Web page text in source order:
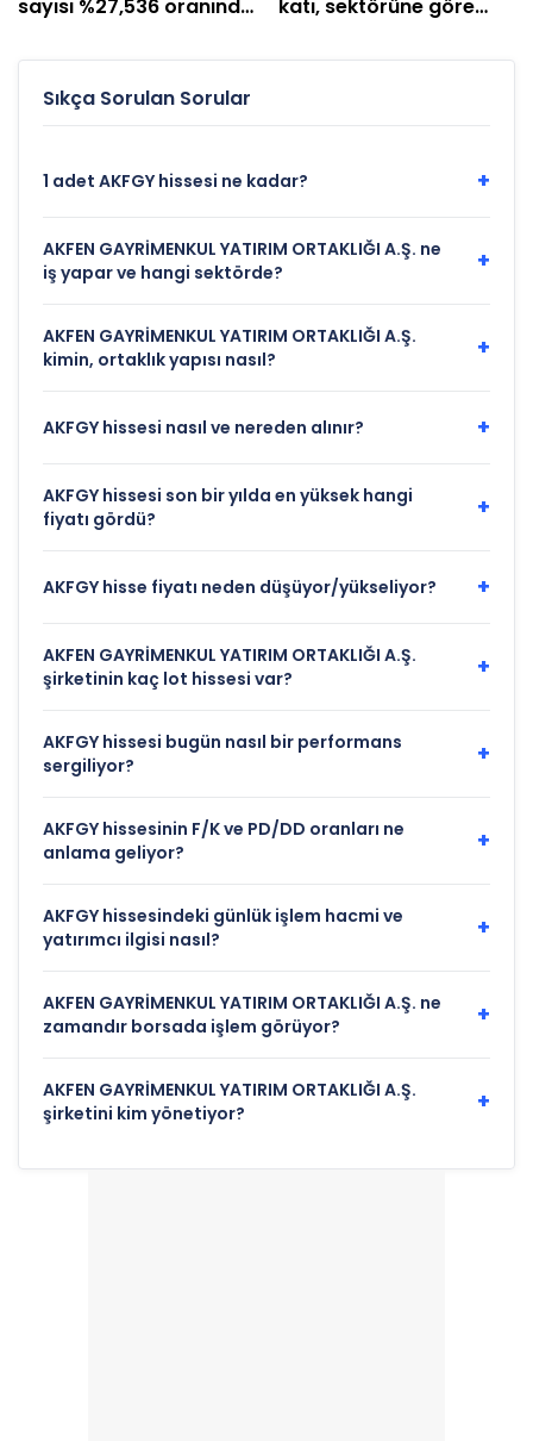
sayısı %27,536 oranında
katı, sektörüne göre
Sıkça Sorulan Sorular
1 adet AKFGY hissesi ne kadar? +
AKFEN GAYRİMENKUL YATIRIM ORTAKLIĞI A.Ş. ne
iş yapar ve hangi sektörde?
+
AKFEN GAYRİMENKUL YATIRIM ORTAKLIĞI A.Ş.
kimin, ortaklık yapısı nasıl?
+
AKFGY hissesi nasıl ve nereden alınır? +
AKFGY hissesi son bir yılda en yüksek hangi
fiyatı gördü?
+
AKFGY hisse fiyatı neden düşüyor/yükseliyor? +
AKFEN GAYRİMENKUL YATIRIM ORTAKLIĞI A.Ş.
şirketinin kaç lot hissesi var?
+
AKFGY hissesi bugün nasıl bir performans
sergiliyor?
+
AKFGY hissesinin F/K ve PD/DD oranları ne
anlama geliyor?
+
AKFGY hissesindeki günlük işlem hacmi ve
yatırımcı ilgisi nasıl?
+
AKFEN GAYRİMENKUL YATIRIM ORTAKLIĞI A.Ş. ne
zamandır borsada işlem görüyor?
+
AKFEN GAYRİMENKUL YATIRIM ORTAKLIĞI A.Ş.
şirketini kim yönetiyor?
+